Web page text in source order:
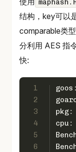
结构，key可以
comparable类
分利用 AES 指
快:
1
2
3
4
5
6
pkg: